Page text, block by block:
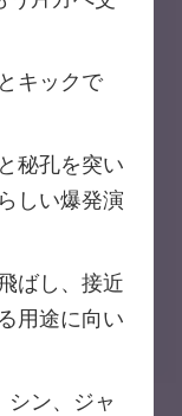
キックで
秘孔を突い
しい爆発演
ばし、接近
用途に向い
シン、ジャ